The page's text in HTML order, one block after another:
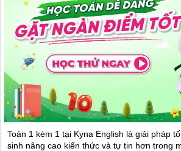
Toán 1 kèm 1 tại Kyna English là giải pháp
sinh nâng cao kiến thức và tự tin hơn trong